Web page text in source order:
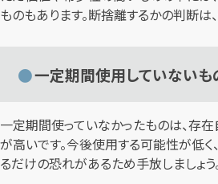
ものもあります。断捨離するかの判断は
一定期間使用していない
一定期間使っていなかったものは、存
が高いです。今後使用する可能性が低く
るだけの恐れがあるため手放しましょう